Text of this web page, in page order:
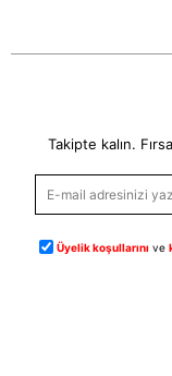
Takipte kalın.
Üyelik koşullarını ve